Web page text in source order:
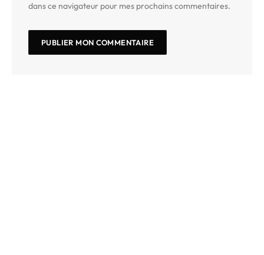
dans ce navigateur pour mes prochains commentaires.